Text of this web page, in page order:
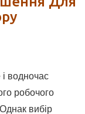
водночас
робочого
вибір